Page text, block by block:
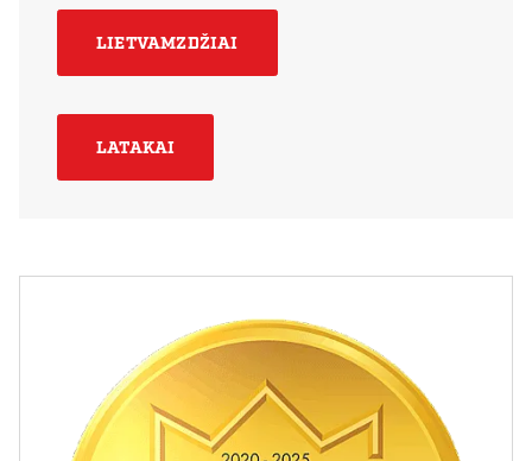
LIETVAMZDŽIAI
LATAKAI